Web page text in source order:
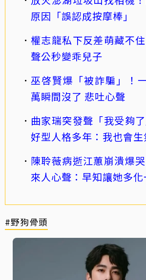
原因「誤認成按摩棒」
權志龍私下反差萌藏不
聲公秒變乖兒子
巫啓賢爆「被詐騙」！
萬瞬間沒了 悲吐心聲
曲家瑞突發聲「我受夠
好型人格多年：我也會生
陳聆薇病逝江蕙崩潰爆
來人心聲：早知讓她多
#野狗骨頭